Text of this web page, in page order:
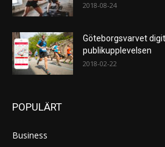
2018-08-24
Göteborgsvarvet
publikupplevelsen
2018-02-22
POPULÄRT
Business